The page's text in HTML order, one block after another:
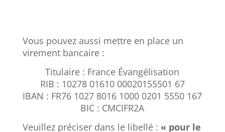
Vous pouvez aussi mettre en place un
virement bancaire :
Titulaire : France Évangélisation
RIB : 10278 01610 00020155501 67
IBAN : FR76 1027 8016 1000 0201 5550 167
BIC : CMCIFR2A
Veuillez préciser dans le libellé : « pour le